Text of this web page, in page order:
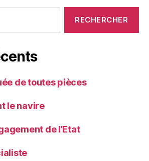
de toutes pièces
le navire
de l’Etat